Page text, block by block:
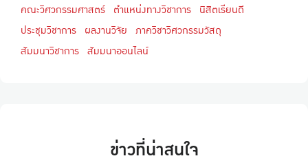
คณะวิศวกรรมศาสตร์ ตำแหน่งทางวิชาการ นิสิตเรียนดี
ประชุมวิชาการ ผลงานวิจัย ภาควิชาวิศวกรรมวัสดุ
สัมมนาวิชาการ สัมมนาออนไลน์
ข่าวที่น่าสนใจ